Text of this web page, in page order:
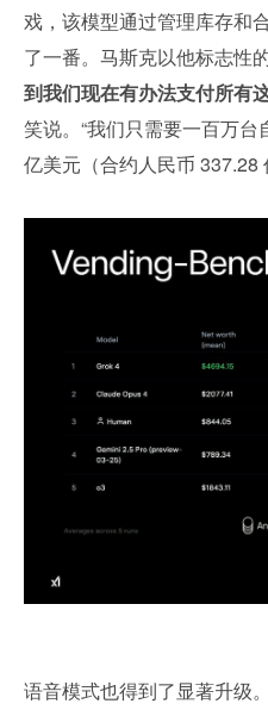
戏，该模型通过管理库存和
了一番。马斯克以他标志性
到我们现在有办法支付所有
笑说。“我们只需要一百万
亿美元（合约人民币 337.28
语音模式也得到了显著升级